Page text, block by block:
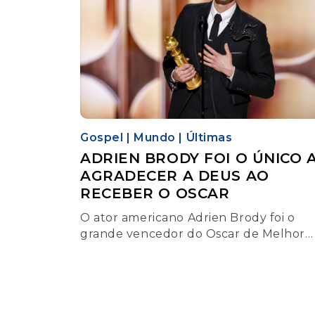
Gospel | Mundo | Últimas
ADRIEN BRODY FOI O ÚNICO
AGRADECER A DEUS AO
RECEBER O OSCAR
O ator americano Adrien Brody foi o
grande vencedor do Oscar de Melhor